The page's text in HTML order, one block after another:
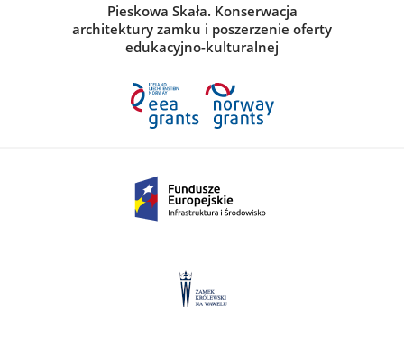
Pieskowa Skała. Konserwacja
architektury zamku i poszerzenie oferty
edukacyjno-kulturalnej